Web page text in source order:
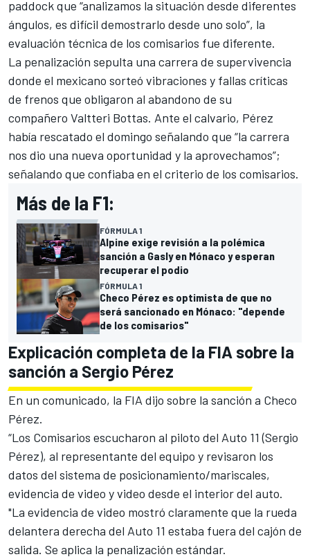
paddock que “analizamos la situación desde diferentes
ángulos, es difícil demostrarlo desde uno solo”, la
evaluación técnica de los comisarios fue diferente.
La penalización sepulta una carrera de supervivencia
donde el mexicano sorteó vibraciones y fallas críticas
de frenos que obligaron al abandono de su
compañero Valtteri Bottas. Ante el calvario, Pérez
había rescatado el domingo señalando que “la carrera
nos dio una nueva oportunidad y la aprovechamos”;
señalando que confiaba en el criterio de los comisarios.
Más de la F1:
FÓRMULA 1
Alpine exige revisión a la polémica
sanción a Gasly en Mónaco y esperan
recuperar el podio
FÓRMULA 1
Checo Pérez es optimista de que no
será sancionado en Mónaco: "depende
de los comisarios"
Explicación completa de la FIA sobre la
sanción a Sergio Pérez
En un comunicado, la FIA dijo sobre la sanción a Checo
Pérez.
“Los Comisarios escucharon al piloto del Auto 11 (Sergio
Pérez), al representante del equipo y revisaron los
datos del sistema de posicionamiento/mariscales,
evidencia de video y video desde el interior del auto.
"La evidencia de video mostró claramente que la rueda
delantera derecha del Auto 11 estaba fuera del cajón de
salida. Se aplica la penalización estándar.